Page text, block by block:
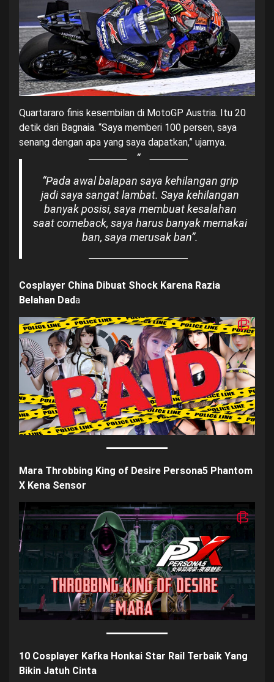
Quartararo finis kesembilan di MotoGP Austria. Itu 20
detik dari Bagnaia. “Saya memberi 100 persen, saya
senang dengan apa yang saya dapatkan,” ujarnya.
“Pada awal balapan saya kehilangan grip
jadi saya sangat lambat. Saya kehilangan
banyak posisi, saya membuat kesalahan
saat comeback, saya harus banyak memakai
ban, saya merusak ban”.
Cosplayer China Dibuat Shock Karena Razia
Belahan Dada
Mara Throbbing King of Desire Persona5 Phantom
X Kena Sensor
10 Cosplayer Kafka Honkai Star Rail Terbaik Yang
Bikin Jatuh Cinta